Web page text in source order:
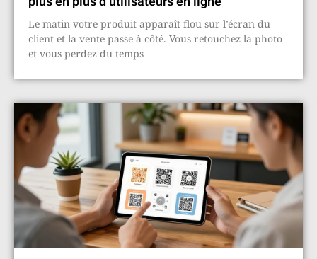
Le matin votre produit apparaît flou sur l’écran du
client et la vente passe à côté. Vous retouchez la photo
et vous perdez du temps